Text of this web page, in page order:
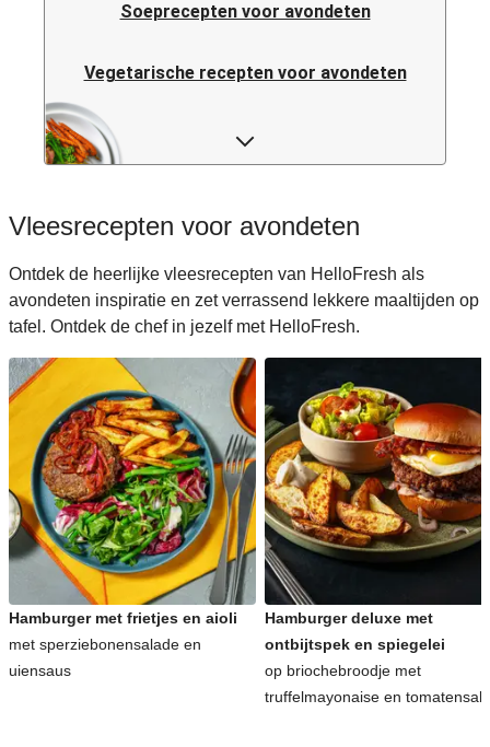
Soeprecepten voor avondeten
Vegetarische recepten voor avondeten
Pastarecepten voor avondeten
Italiaanse recepten voor avondeten
Japanse recepten voor avondeten
Makkelijke recepten voor avondeten
Snelle recepten voor avondeten
Koreaanse recepten voor avondeten
Vleesrecepten voor avondeten
Ontdek de heerlijke vleesrecepten van HelloFresh als
avondeten inspiratie en zet verrassend lekkere maaltijden op
tafel. Ontdek de chef in jezelf met HelloFresh.
Hamburger met frietjes en aioli
met sperziebonensalade en
uiensaus
Hamburger deluxe met
ontbijtspek en spiegelei
op briochebroodje met
truffelmayonaise en